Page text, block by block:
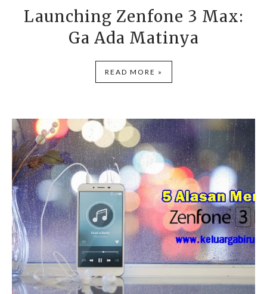
Launching Zenfone 3 Max:
Ga Ada Matinya
READ MORE »